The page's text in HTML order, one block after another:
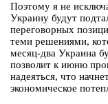
Поэтому я не
Украину будут
переговорных
теми решениями,
месяц-два Украина
позволит к июню
надеяться, что
экономическое